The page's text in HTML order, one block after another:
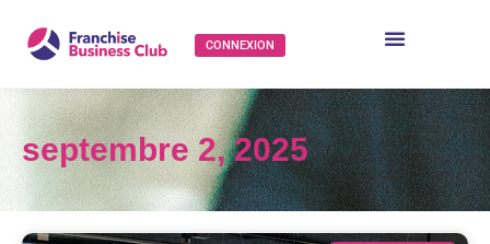
CONNEXION
septembre 2, 2025